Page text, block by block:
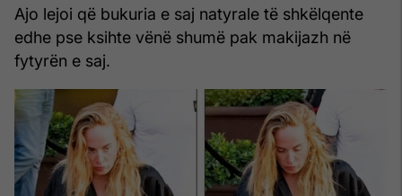
Ajo lejoi që bukuria e saj natyrale të shkëlqente
edhe pse ksihte vënë shumë pak makijazh në
fytyrën e saj.